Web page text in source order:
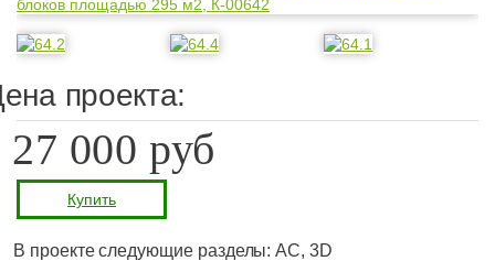
проекта:
27 000 руб
Купить
В проекте следующие разделы: АС, 3D